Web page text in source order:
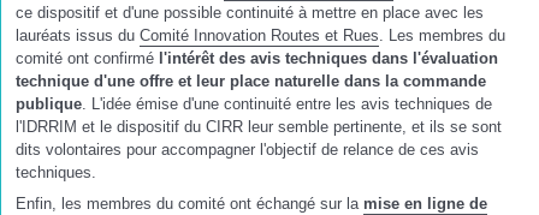
ce dispositif et d'une possible continuité à mettre en place avec les
lauréats issus du Comité Innovation Routes et Rues. Les membres du
comité ont confirmé l'intérêt des avis techniques dans l'évaluation
technique d'une offre et leur place naturelle dans la commande
publique. L'idée émise d'une continuité entre les avis techniques de
l'IDRRIM et le dispositif du CIRR leur semble pertinente, et ils se sont
dits volontaires pour accompagner l'objectif de relance de ces avis
techniques.
Enfin, les membres du comité ont échangé sur la mise en ligne de